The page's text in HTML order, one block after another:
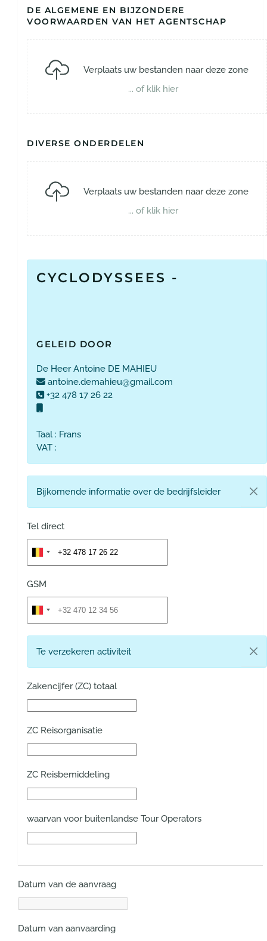
DE ALGEMENE EN BIJZONDERE
VOORWAARDEN VAN HET AGENTSCHAP
Verplaats uw bestanden naar deze zone
... of klik hier
DIVERSE ONDERDELEN
Verplaats uw bestanden naar deze zone
... of klik hier
CYCLODYSSEES -
GELEID DOOR
De Heer Antoine DE MAHIEU
antoine.demahieu@gmail.com
+32 478 17 26 22
Taal : Frans
VAT :
Bijkomende informatie over de bedrijfsleider
Tel direct
GSM
Te verzekeren activiteit
Zakencijfer (ZC) totaal
ZC Reisorganisatie
ZC Reisbemiddeling
waarvan voor buitenlandse Tour Operators
Datum van de aanvraag
Datum van aanvaarding